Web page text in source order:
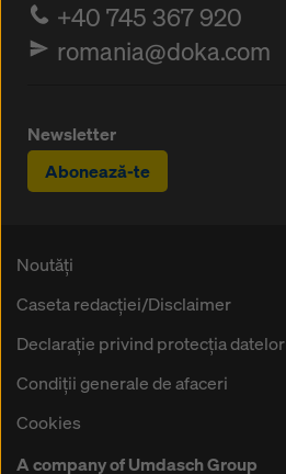
+40 745 367 920
romania@doka.com
Newsletter
Abonează-te
Noutăți
Caseta redacţiei/Disclaimer
Declaraţie privind protecţia datelor
Condiţii generale de afaceri
Cookies
A company of Umdasch Group